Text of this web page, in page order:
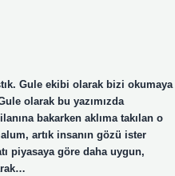
Gule ekibi olarak bizi okumaya
olarak bu yazımızda
bakarken aklıma takılan o
artık insanın gözü ister
piyasaya göre daha uygun,